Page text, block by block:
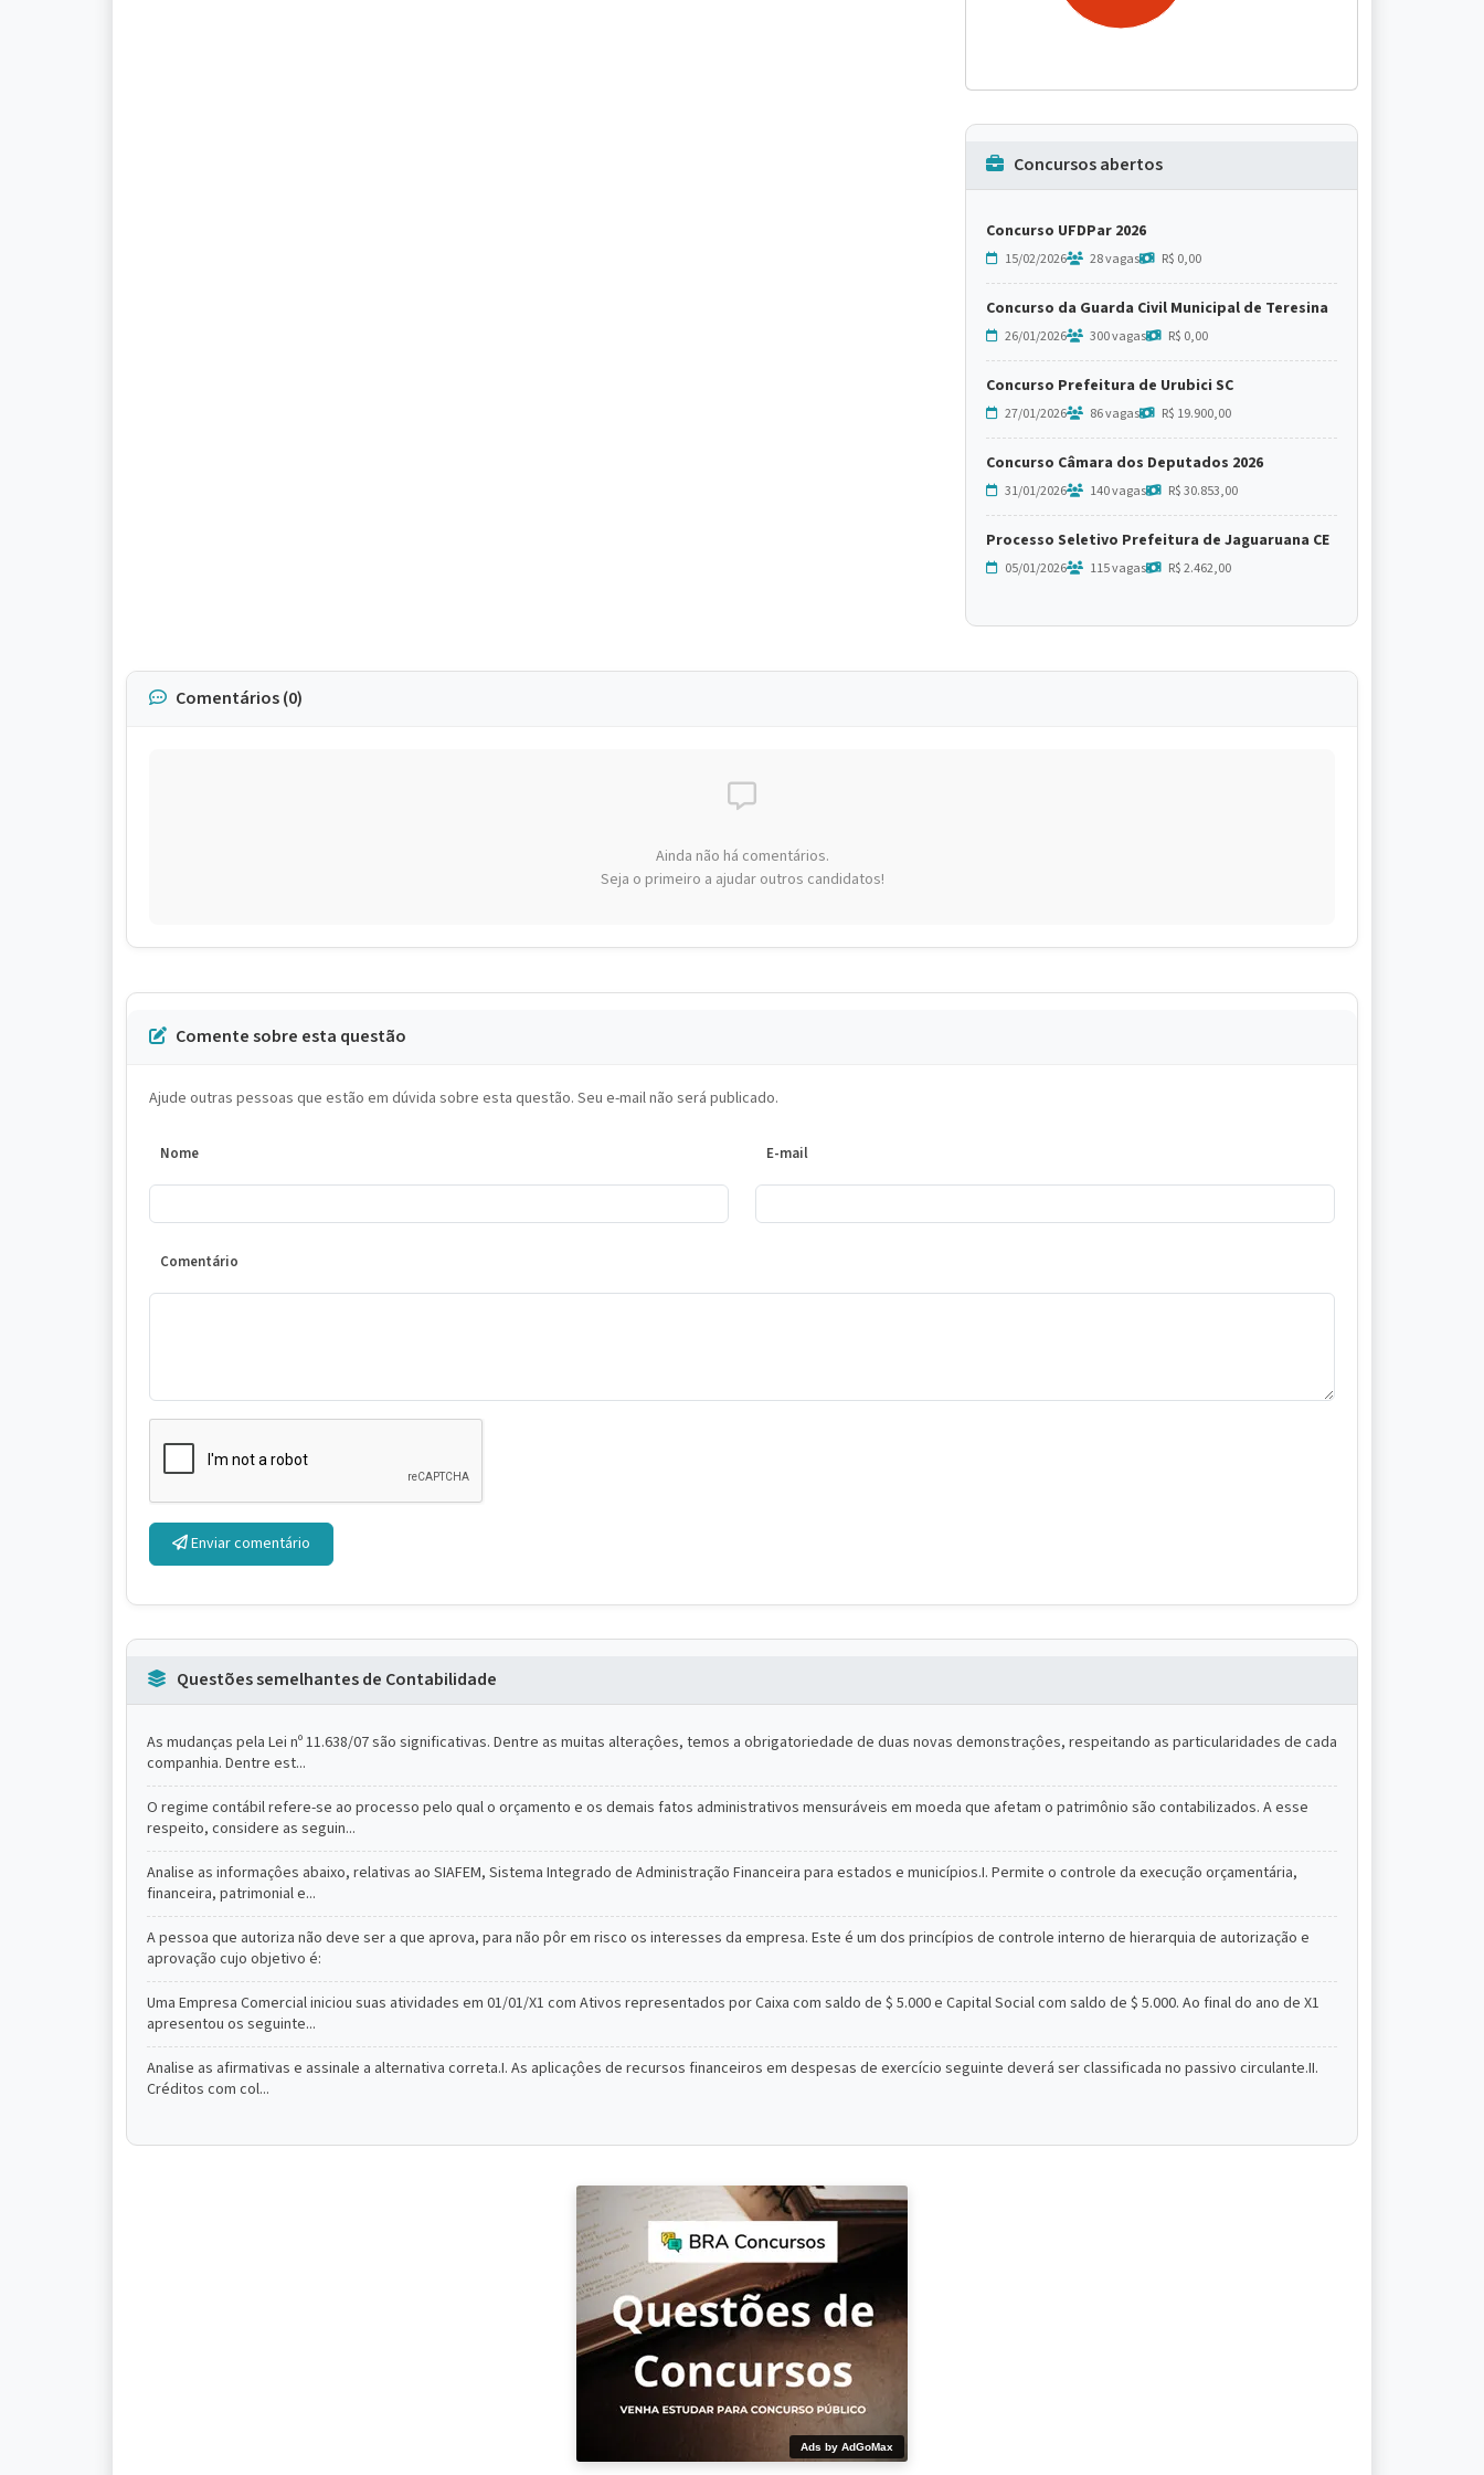
Concursos abertos
Concurso UFDPar 2026
15/02/2026 28 vagas R$ 0,00
Concurso da Guarda Civil Municipal de Teresina
26/01/2026 300 vagas R$ 0,00
Concurso Prefeitura de Urubici SC
27/01/2026 86 vagas R$ 19.900,00
Concurso Câmara dos Deputados 2026
31/01/2026 140 vagas R$ 30.853,00
Processo Seletivo Prefeitura de Jaguaruana CE
05/01/2026 115 vagas R$ 2.462,00
Comentários (0)
Ainda não há comentários.
Seja o primeiro a ajudar outros candidatos!
Comente sobre esta questão
Ajude outras pessoas que estão em dúvida sobre esta questão. Seu e-mail não será publicado.
Nome E-mail
Comentário
Enviar comentário
Questões semelhantes de Contabilidade
As mudanças pela Lei nº 11.638/07 são significativas. Dentre as muitas alteraçôes, temos a obrigatoriedade de duas novas demonstraçôes, respeitando as particularidades de cada
companhia. Dentre est...
O regime contábil refere-se ao processo pelo qual o orçamento e os demais fatos administrativos mensuráveis em moeda que afetam o patrimônio são contabilizados. A esse
respeito, considere as seguin...
Analise as informaçôes abaixo, relativas ao SIAFEM, Sistema Integrado de Administração Financeira para estados e municípios.I. Permite o controle da execução orçamentária,
financeira, patrimonial e...
A pessoa que autoriza não deve ser a que aprova, para não pôr em risco os interesses da empresa. Este é um dos princípios de controle interno de hierarquia de autorização e
aprovação cujo objetivo é:
Uma Empresa Comercial iniciou suas atividades em 01/01/X1 com Ativos representados por Caixa com saldo de $ 5.000 e Capital Social com saldo de $ 5.000. Ao final do ano de X1
apresentou os seguinte...
Analise as afirmativas e assinale a alternativa correta.I. As aplicaçôes de recursos financeiros em despesas de exercício seguinte deverá ser classificada no passivo circulante.II.
Créditos com col...
Ads by AdGoMax